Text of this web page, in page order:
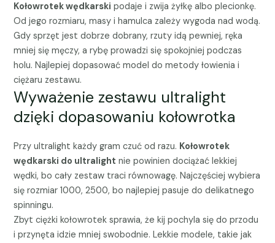
Kołowrotek wędkarski podaje i zwija żyłkę albo plecionkę.
Od jego rozmiaru, masy i hamulca zależy wygoda nad wodą.
Gdy sprzęt jest dobrze dobrany, rzuty idą pewniej, ręka
mniej się męczy, a rybę prowadzi się spokojniej podczas
holu. Najlepiej dopasować model do metody łowienia i
ciężaru zestawu.
Wyważenie zestawu ultralight
dzięki dopasowaniu kołowrotka
Przy ultralight każdy gram czuć od razu. Kołowrotek
wędkarski do ultralight nie powinien dociążać lekkiej
wędki, bo cały zestaw traci równowagę. Najczęściej wybiera
się rozmiar 1000, 2500, bo najlepiej pasuje do delikatnego
spinningu.
Zbyt ciężki kołowrotek sprawia, że kij pochyla się do przodu
i przynęta idzie mniej swobodnie. Lekkie modele, takie jak